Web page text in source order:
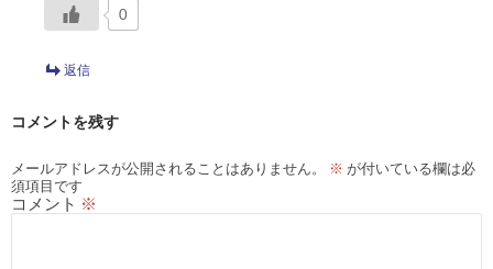
0
返信
コメントを残す
メールアドレスが公開されることはありません。 ※ が付いている欄は必
須項目です
コメント ※